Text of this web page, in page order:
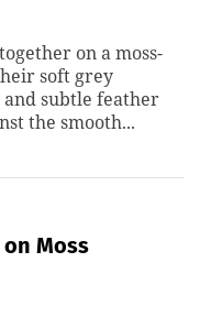
on a moss-
soft grey
subtle feather
the smooth...
Moss